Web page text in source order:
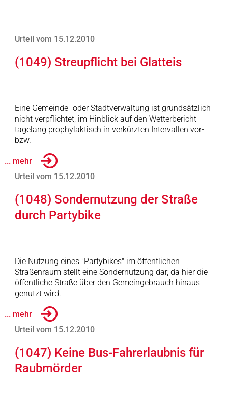
Urteil vom 15.12.2010
(1049) Streupflicht bei Glatteis
Eine Gemeinde- oder Stadtverwaltung ist grundsätzlich
nicht verpflichtet, im Hinblick auf den Wetterbericht
tagelang prophylaktisch in verkürzten Intervallen vor-
bzw.
... mehr
Urteil vom 15.12.2010
(1048) Sondernutzung der Straße
durch Partybike
Die Nutzung eines "Partybikes" im öffentlichen
Straßenraum stellt eine Sondernutzung dar, da hier die
öffentliche Straße über den Gemeingebrauch hinaus
genutzt wird.
... mehr
Urteil vom 15.12.2010
(1047) Keine Bus-Fahrerlaubnis für
Raubmörder